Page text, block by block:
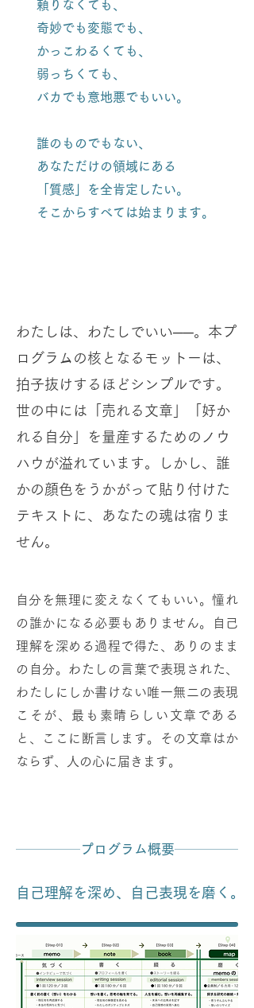
頼りなくても、
奇妙でも変態でも、
かっこわるくても、
弱っちくても、
バカでも意地悪でもいい。
誰のものでもない、
あなただけの領域にある
「質感」を全肯定したい。
そこからすべては始まります。
わたしは、わたしでいい──。本プ
ログラムの核となるモットーは、
拍子抜けするほどシンプルです。
世の中には「売れる文章」「好か
れる自分」を量産するためのノウ
ハウが溢れています。しかし、誰
かの顔色をうかがって貼り付けた
テキストに、あなたの魂は宿りま
せん。
​自分を無理に変えなくてもいい。憧れ
の誰かになる必要もありません。自己
理解を深める過程で得た、ありのまま
の自分。わたしの言葉で表現された、
わたしにしか書けない唯一無二の表現
こそが、最も素晴らしい文章である
と、ここに断言します。その文章はか
ならず、人の心に届きます。
プログラム概要
自己理解を深め、自己表現を磨く。